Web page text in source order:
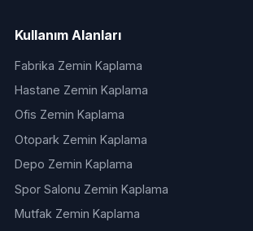
Kullanım Alanları
Fabrika Zemin Kaplama
Hastane Zemin Kaplama
Ofis Zemin Kaplama
Otopark Zemin Kaplama
Depo Zemin Kaplama
Spor Salonu Zemin Kaplama
Mutfak Zemin Kaplama